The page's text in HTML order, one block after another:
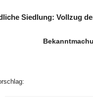
Siedlung: Vollzug